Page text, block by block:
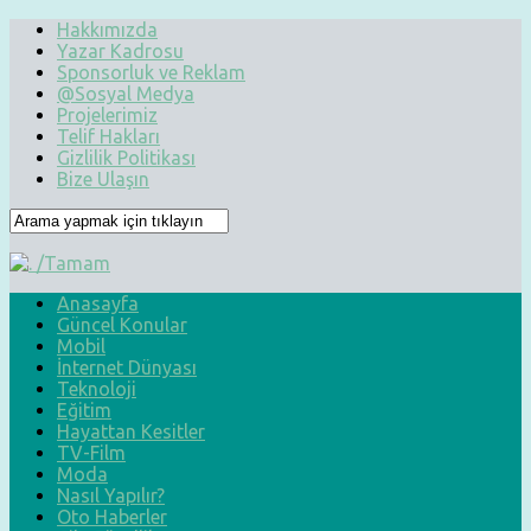
Hakkımızda
Yazar Kadrosu
Sponsorluk ve Reklam
@Sosyal Medya
Projelerimiz
Telif Hakları
Gizlilik Politikası
Bize Ulaşın
Anasayfa
Güncel Konular
Mobil
İnternet Dünyası
Teknoloji
Eğitim
Hayattan Kesitler
TV-Film
Moda
Nasıl Yapılır?
Oto Haberler